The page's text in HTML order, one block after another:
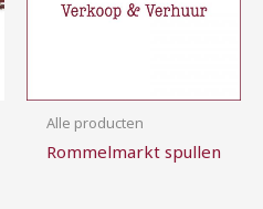
Alle producten
Rommelmarkt spullen